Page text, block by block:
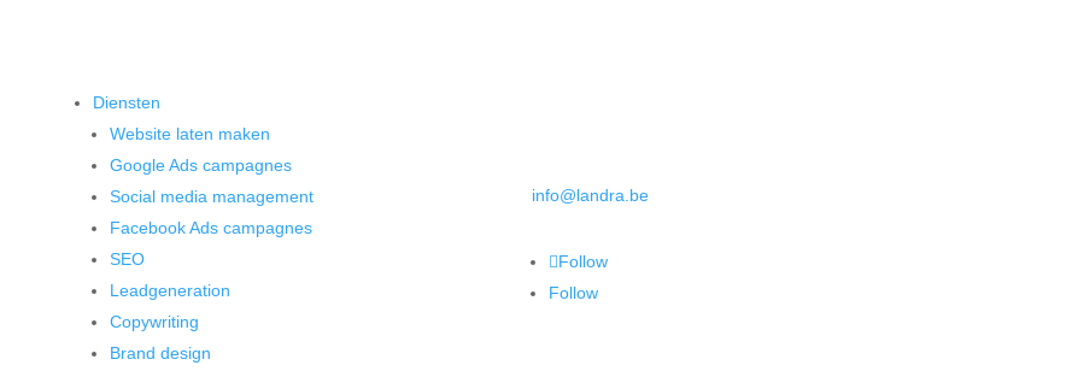
Diensten
Website laten maken
Google Ads campagnes
Social media management
Facebook Ads campagnes
SEO
Leadgeneration
Copywriting
Brand design
info@landra.be
Follow
Follow